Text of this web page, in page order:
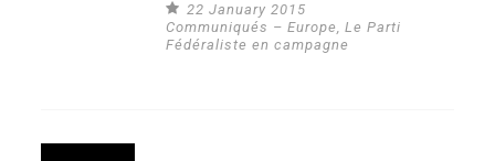
22 January 2015
Communiqués – Europe,Le Parti
Fédéraliste en campagne